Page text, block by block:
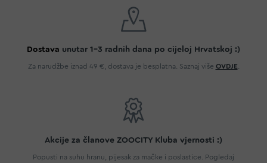
Dostava unutar 1-3 radnih dana po cijeloj Hrvatskoj :)
Za narudžbe iznad 49 €, dostava je besplatna. Saznaj više OVDJE
Akcije za članove ZOOCITY Kluba vjernosti :)
Popusti na suhu hranu, pijesak za mačke i poslastice. Pogledaj